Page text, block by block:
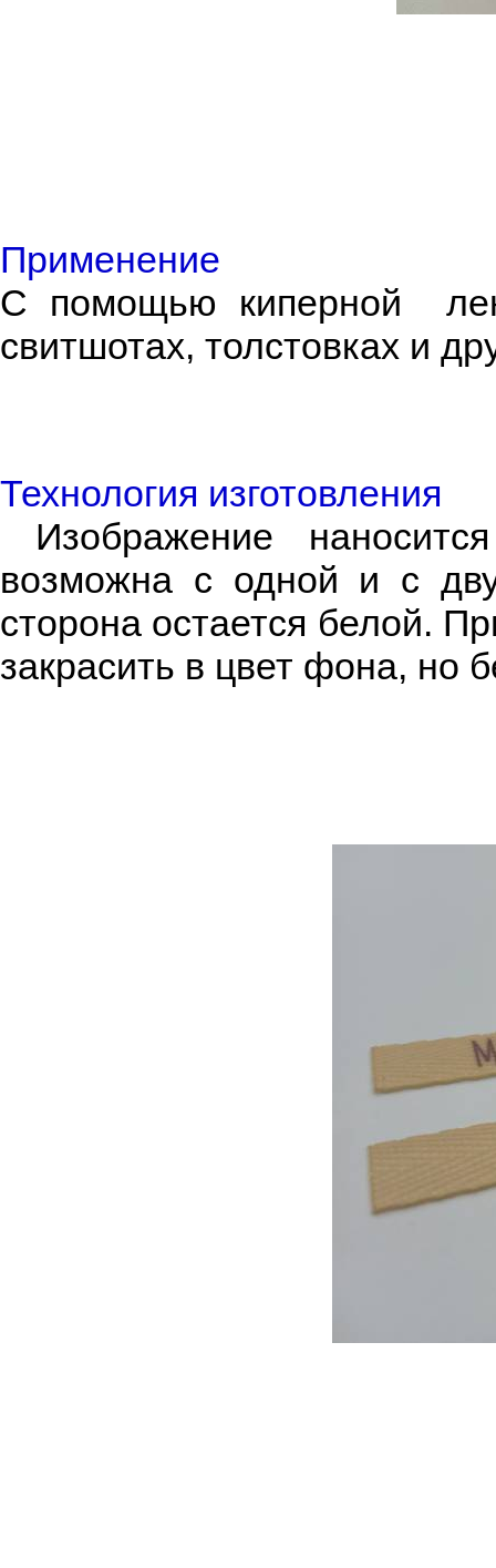
Применение
С помощью киперной
свитшотах, толстовках и
Технология изготовления
Изображение
возможна с одной и с
сторона остается белой.
закрасить в цвет фона, но